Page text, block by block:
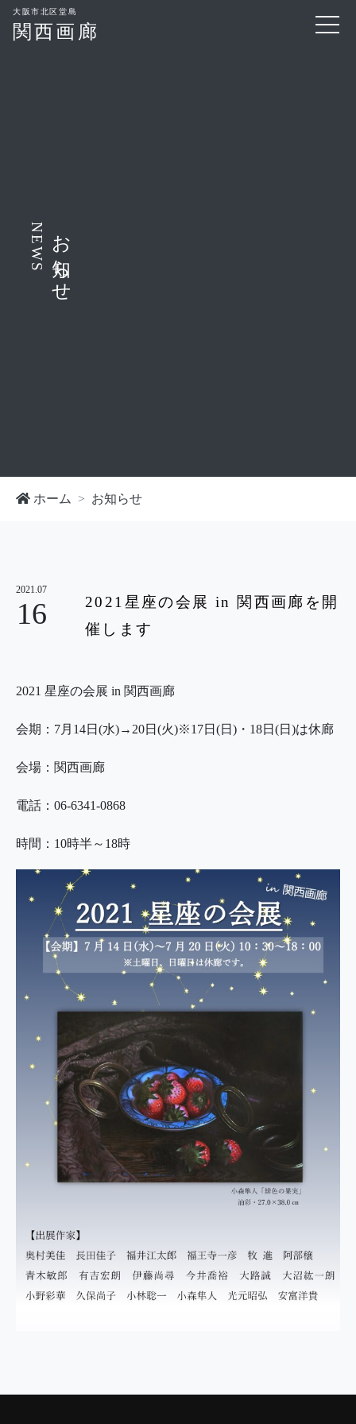
関西画廊
大阪市北区堂島
お知らせ
NEWS
ホーム お知らせ
2021.07
16
2021星座の会展 in 関西画廊を開
催します
2021 星座の会展 in 関西画廊
会期：7月14日(水)→20日(火)※17日(日)・18日(日)は休廊
会場：関西画廊
電話：06-6341-0868
時間：10時半～18時